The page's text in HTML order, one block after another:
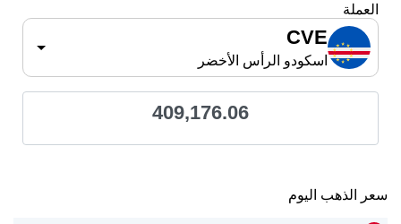
العملة
CVE
اسكودو الرأس الأخضر
409,176.06
سعر الذهب اليوم